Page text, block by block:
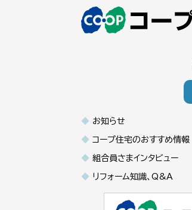
お知らせ
コープ住宅のおすすめ情報
組合員さまインタビュー
リフォーム知識、Q&A